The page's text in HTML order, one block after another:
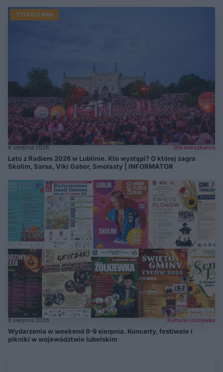
TYLKO U NAS
8 sierpnia 2026 Dla mieszkańca
Lato z Radiem 2026 w Lublinie. Kto wystąpi? O której zagra
Skolim, Sarsa, Viki Gabor, Smolasty | INFORMATOR
8 sierpnia 2026 Kultura i rozrywka
Wydarzenia w weekend 8-9 sierpnia. Koncerty, festiwale i
pikniki w województwie lubelskim